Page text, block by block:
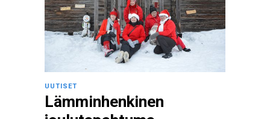
UUTISET
Lämminhenkinen